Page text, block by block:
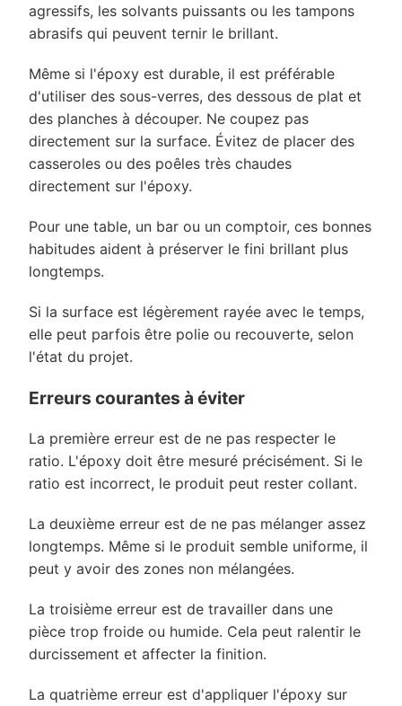
agressifs, les solvants puissants ou les tampons
abrasifs qui peuvent ternir le brillant.
Même si l'époxy est durable, il est préférable
d'utiliser des sous-verres, des dessous de plat et
des planches à découper. Ne coupez pas
directement sur la surface. Évitez de placer des
casseroles ou des poêles très chaudes
directement sur l'époxy.
Pour une table, un bar ou un comptoir, ces bonnes
habitudes aident à préserver le fini brillant plus
longtemps.
Si la surface est légèrement rayée avec le temps,
elle peut parfois être polie ou recouverte, selon
l'état du projet.
Erreurs courantes à éviter
La première erreur est de ne pas respecter le
ratio. L'époxy doit être mesuré précisément. Si le
ratio est incorrect, le produit peut rester collant.
La deuxième erreur est de ne pas mélanger assez
longtemps. Même si le produit semble uniforme, il
peut y avoir des zones non mélangées.
La troisième erreur est de travailler dans une
pièce trop froide ou humide. Cela peut ralentir le
durcissement et affecter la finition.
La quatrième erreur est d'appliquer l'époxy sur